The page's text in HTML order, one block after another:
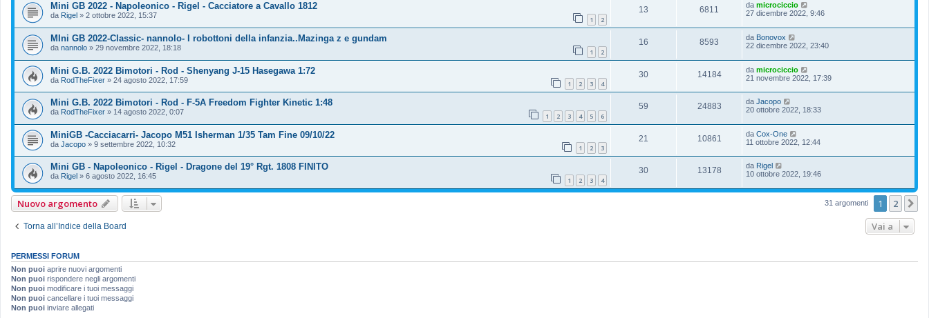
Mini GB 2022 - Napoleonico - Rigel - Cacciatore a Cavallo 1812
da Rigel » 2 ottobre 2022, 15:37 1 2
13 6811 da microciccio
27 dicembre 2022, 9:46
MIni GB 2022-Classic- nannolo- I robottoni della infanzia..Mazinga z e gundam
da nannolo » 29 novembre 2022, 18:18 1 2
16 8593 da Bonovox
22 dicembre 2022, 23:40
Mini G.B. 2022 Bimotori - Rod - Shenyang J-15 Hasegawa 1:72
da RodTheFixer » 24 agosto 2022, 17:59 1 2 3 4
30 14184 da microciccio
21 novembre 2022, 17:39
Mini G.B. 2022 Bimotori - Rod - F-5A Freedom Fighter Kinetic 1:48
da RodTheFixer » 14 agosto 2022, 0:07 1 2 3 4 5 6
59 24883 da Jacopo
20 ottobre 2022, 18:33
MiniGB -Cacciacarri- Jacopo M51 Isherman 1/35 Tam Fine 09/10/22
da Jacopo » 9 settembre 2022, 10:32 1 2 3
21 10861 da Cox-One
11 ottobre 2022, 12:44
Mini GB - Napoleonico - Rigel - Dragone del 19° Rgt. 1808 FINITO
da Rigel » 6 agosto 2022, 16:45 1 2 3 4
30 13178 da Rigel
10 ottobre 2022, 19:46
Nuovo argomento 31 argomenti 1 2
Torna all’Indice della Board Vai a
PERMESSI FORUM
Non puoi aprire nuovi argomenti
Non puoi rispondere negli argomenti
Non puoi modificare i tuoi messaggi
Non puoi cancellare i tuoi messaggi
Non puoi inviare allegati